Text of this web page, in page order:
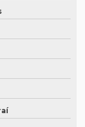
campinas
porto alegre